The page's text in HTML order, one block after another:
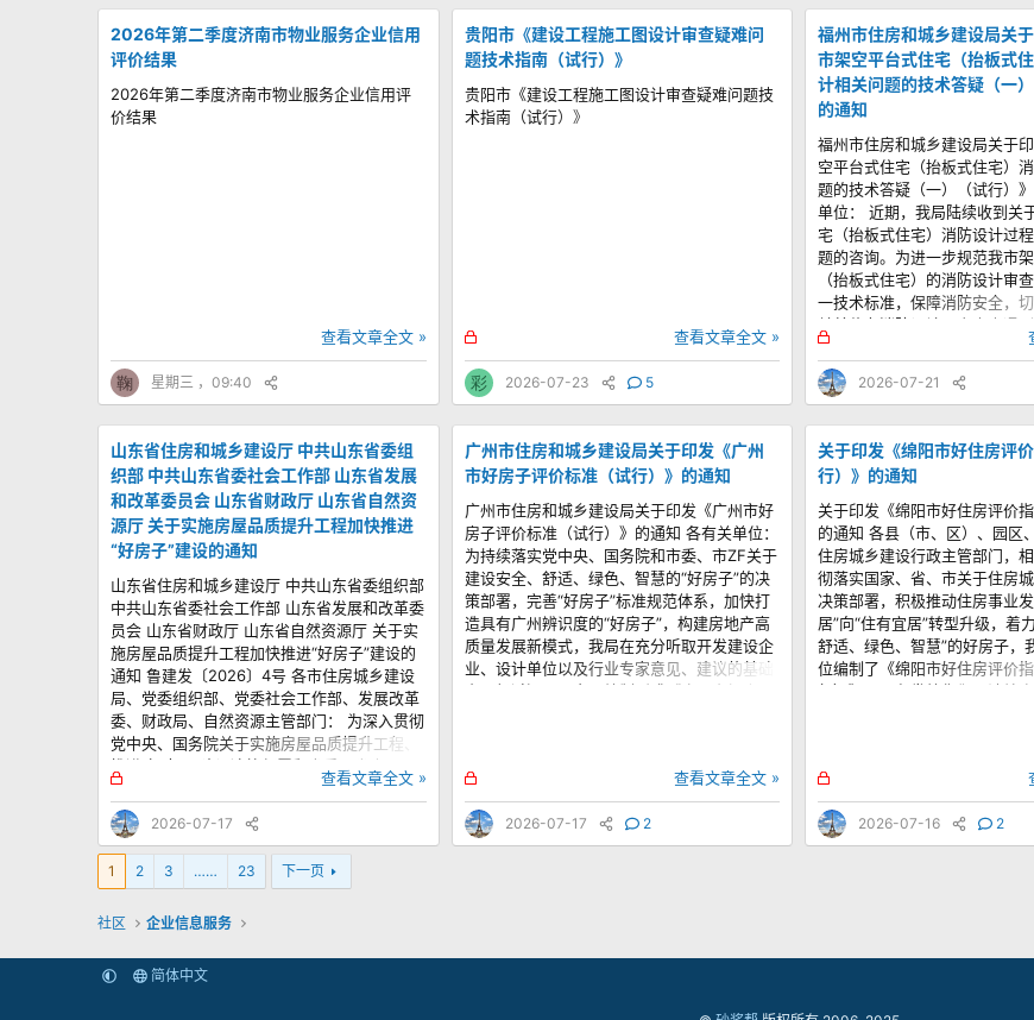
2026年第二季度济南市物业服务企业信用
评价结果
2026年第二季度济南市物业服务企业信用评
价结果
查看文章全文 »
鞠 星期三 ，09:40
贵阳市《建设工程施工图设计审查疑难问
题技术指南（试行）》
贵阳市《建设工程施工图设计审查疑难问题技
术指南（试行）》
锁
定
查看文章全文 »
彩 2026-07-23 5
福州市住房和城乡建设局关
市架空平台式住宅（抬板式
计相关问题的技术答疑（一）
的通知
福州市住房和城乡建设局关于
空平台式住宅（抬板式住宅）
题的技术答疑（一）（试行）
单位： 近期，我局陆续收到关
宅（抬板式住宅）消防设计过
题的咨询。为进一步规范我市
（抬板式住宅）的消防设计审
一技术标准，保障消防安全，切
关单位在消防设计及审查中遇到
根据国家现行消防技术规范，
织编制了《福州市架空平台式住
宅）消防设计相关问题的技术答
锁
定
2026-07-21
山东省住房和城乡建设厅 中共山东省委组
织部 中共山东省委社会工作部 山东省发展
和改革委员会 山东省财政厅 山东省自然资
源厅 关于实施房屋品质提升工程加快推进
“好房子”建设的通知
山东省住房和城乡建设厅 中共山东省委组织部
中共山东省委社会工作部 山东省发展和改革委
员会 山东省财政厅 山东省自然资源厅 关于实
施房屋品质提升工程加快推进“好房子”建设的
通知 鲁建发〔2026〕4号 各市住房城乡建设
局、党委组织部、党委社会工作部、发展改革
委、财政局、自然资源主管部门： 为深入贯彻
党中央、国务院关于实施房屋品质提升工程、
推进“好房子”建设决策部署和省委、省人民ZF
工作安排，统筹推进“好房子、好小区、好社
区、好城区”建设，不断提升人居环境，切实满
足人民群众日益增长的高品质居住需要，现就
有关事项通知如下。 一、有力有序实施房屋品
质提升工程 在全省实施房屋品质提升工程，新
房子”，老旧住房系统推进功能性改造和品质升
主更新原拆原建试点，探索建立可持续的更新
锁
定
查看文章全文 »
2026-07-17
广州市住房和城乡建设局关于印发《广州
市好房子评价标准（试行）》的通知
广州市住房和城乡建设局关于印发《广州市好
房子评价标准（试行）》的通知 各有关单位：
为持续落实党中央、国务院和市委、市ZF关于
建设安全、舒适、绿色、智慧的“好房子”的决
策部署，完善“好房子”标准规范体系，加快打
造具有广州辨识度的“好房子”，构建房地产高
质量发展新模式，我局在充分听取开发建设企
业、设计单位以及行业专家意见、建议的基础
上，经过深入研究，编制形成《广州市好房子
久、生活便捷、全龄宜居、环境友好、舒适可
变、绿色低碳和智慧高效等角度，对住宅建筑
提出高品质设计要求，旨在构建分级分类、多
层次的评价指标体系。现将《标准（试行）》
2026年7月14日
锁
定
查看文章全文 »
2026-07-17 2
关于印发《绵阳市好住房评
行）》的通知
关于印发《绵阳市好住房评价指
的通知 各县（市、区）、园区
住房城乡建设行政主管部门，
彻落实国家、省、市关于住房
决策部署，积极推动住房事业
居”向“住有宜居”转型升级，着
舒适、绿色、智慧”的好房子，
位编制了《绵阳市好住房评价
行）》，现印发给你们，请结合
锁
定
2026-07-16 2
1 2 3 …… 23 下一页
社区 企业信息服务
简体中文